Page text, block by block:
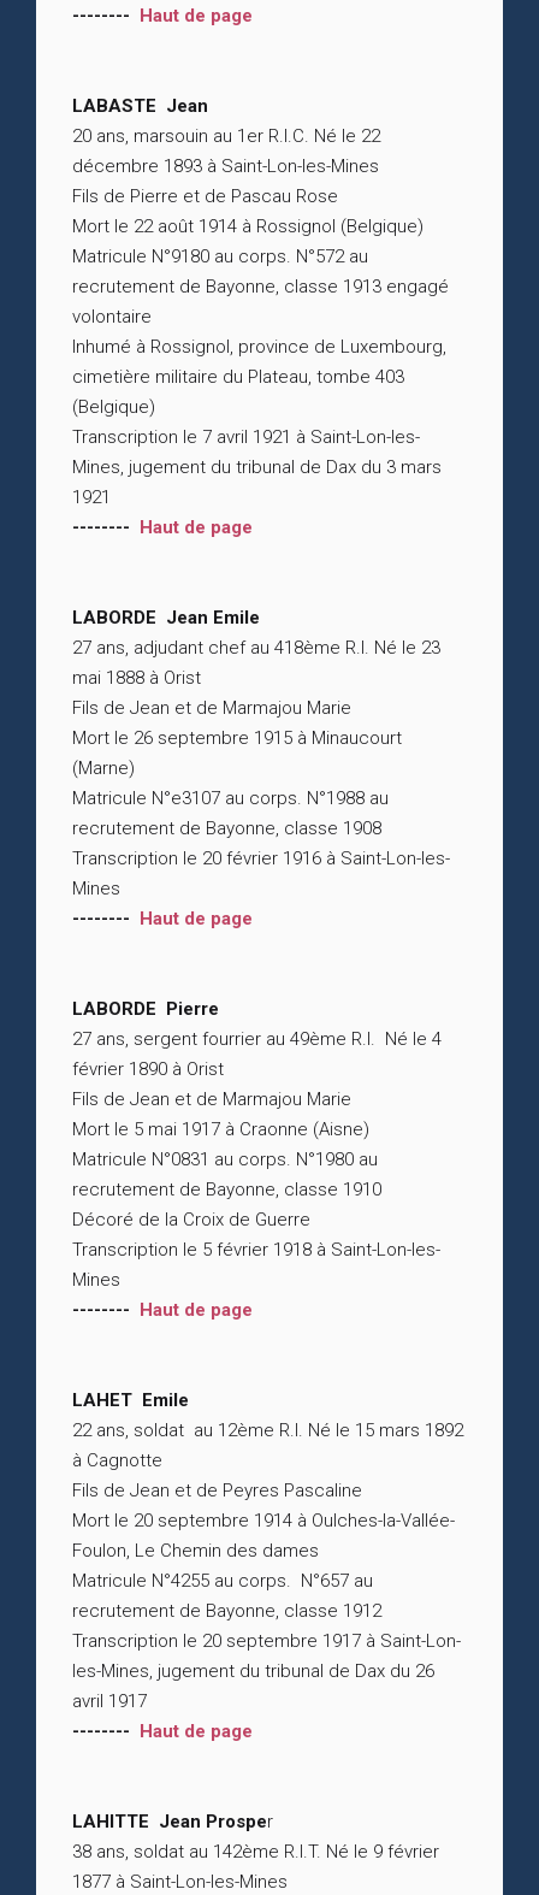
-------- Haut de page
LABASTE Jean
20 ans, marsouin au 1er R.I.C. Né le 22
décembre 1893 à Saint-Lon-les-Mines
Fils de Pierre et de Pascau Rose
Mort le 22 août 1914 à Rossignol (Belgique)
Matricule N°9180 au corps. N°572 au
recrutement de Bayonne, classe 1913 engagé
volontaire
Inhumé à Rossignol, province de Luxembourg,
cimetière militaire du Plateau, tombe 403
(Belgique)
Transcription le 7 avril 1921 à Saint-Lon-les-
Mines, jugement du tribunal de Dax du 3 mars
1921
-------- Haut de page
LABORDE Jean Emile
27 ans, adjudant chef au 418ème R.I. Né le 23
mai 1888 à Orist
Fils de Jean et de Marmajou Marie
Mort le 26 septembre 1915 à Minaucourt
(Marne)
Matricule N°e3107 au corps. N°1988 au
recrutement de Bayonne, classe 1908
Transcription le 20 février 1916 à Saint-Lon-les-
Mines
-------- Haut de page
LABORDE Pierre
27 ans, sergent fourrier au 49ème R.I. Né le 4
février 1890 à Orist
Fils de Jean et de Marmajou Marie
Mort le 5 mai 1917 à Craonne (Aisne)
Matricule N°0831 au corps. N°1980 au
recrutement de Bayonne, classe 1910
Décoré de la Croix de Guerre
Transcription le 5 février 1918 à Saint-Lon-les-
Mines
-------- Haut de page
LAHET Emile
22 ans, soldat au 12ème R.I. Né le 15 mars 1892
à Cagnotte
Fils de Jean et de Peyres Pascaline
Mort le 20 septembre 1914 à Oulches-la-Vallée-
Foulon, Le Chemin des dames
Matricule N°4255 au corps. N°657 au
recrutement de Bayonne, classe 1912
Transcription le 20 septembre 1917 à Saint-Lon-
les-Mines, jugement du tribunal de Dax du 26
avril 1917
-------- Haut de page
LAHITTE Jean Prosper
38 ans, soldat au 142ème R.I.T. Né le 9 février
1877 à Saint-Lon-les-Mines